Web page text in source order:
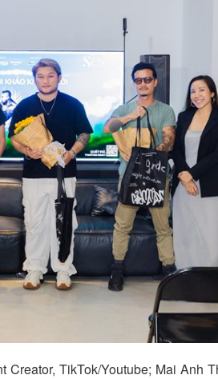
TikTok/Youtube; Mai Anh